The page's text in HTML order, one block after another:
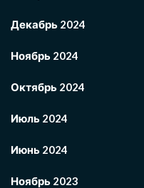
Декабрь 2024
Ноябрь 2024
Октябрь 2024
Июль 2024
Июнь 2024
Ноябрь 2023